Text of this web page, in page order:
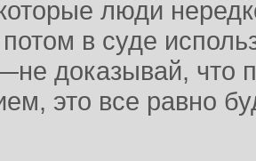
люди
в суде
доказывай, что
это все равно